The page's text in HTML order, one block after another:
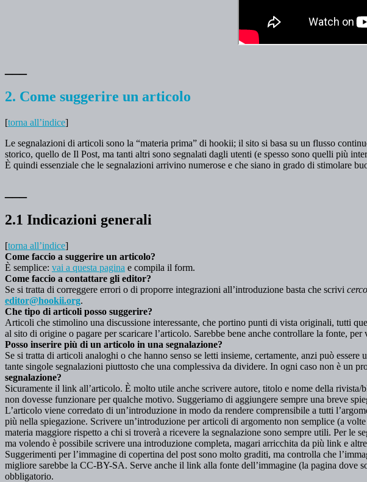
2. Come suggerire un articolo
[torna all’indice]
Le segnalazioni di articoli sono la “materia prima” di hookii; il sito si basa su un flusso
storico, quello de Il Post, ma tanti altri sono segnalati dagli utenti (e spesso sono quelli più
È quindi essenziale che le segnalazioni arrivino numerose e che siano in grado di stimolare
2.1 Indicazioni generali
[torna all’indice]
Come faccio a suggerire un articolo?
È semplice: vai a questa pagina e compila il form.
Come faccio a contattare gli editor?
Se si tratta di correggere errori o di proporre integrazioni all’introduzione basta che scrivi
editor@hookii.org.
Che tipo di articoli posso suggerire?
Articoli che stimolino una discussione interessante, che portino punti di vista originali, tutti
al sito di origine o pagare per scaricare l’articolo. Sarebbe bene anche controllare la fonte,
Posso inserire più di un articolo in una segnalazione?
Se si tratta di articoli analoghi o che hanno senso se letti insieme, certamente, anzi può
tante singole segnalazioni piuttosto che una complessiva da dividere. In ogni caso non è un
segnalazione?
Sicuramente il link all’articolo. È molto utile anche scrivere autore, titolo e nome della
non dovesse funzionare per qualche motivo. Suggeriamo di aggiungere sempre una breve
L’articolo viene corredato di un’introduzione in modo da rendere comprensibile a tutti
più nella spiegazione. Scrivere un’introduzione per articoli di argomento non semplice (a
materia maggiore rispetto a chi si troverà a ricevere la segnalazione sono sempre utili. Per le
ma volendo è possibile scrivere una introduzione completa, magari arricchita da più link e
Suggerimenti per l’immagine di copertina del post sono molto graditi, ma controlla che
migliore sarebbe la CC-BY-SA. Serve anche il link alla fonte dell’immagine (la pagina dove
obbligatorio.